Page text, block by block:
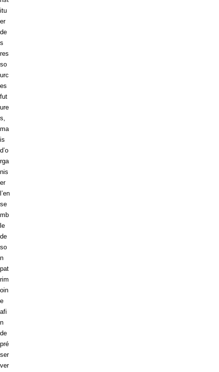
itu
er
de
s
res
so
urc
es
fut
ure
s,
ma
is
d’o
rga
nis
er
l’en
se
mb
le
de
so
n
pat
rim
oin
e
afi
n
de
pré
ser
ver